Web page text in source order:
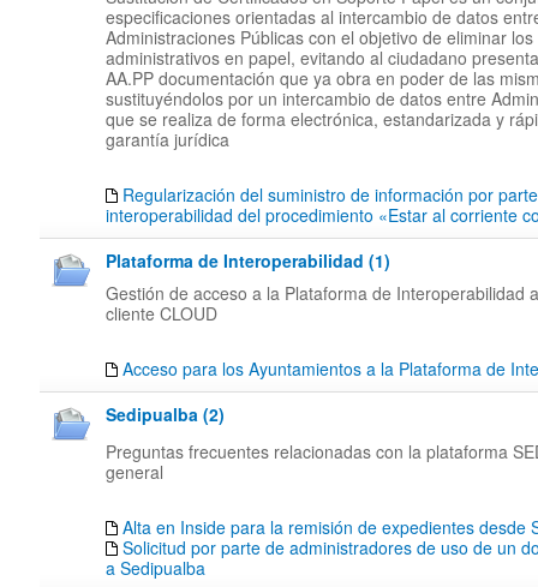
especificaciones orientadas al intercambio de datos
Administraciones Públicas con el objetivo de eliminar
administrativos en papel, evitando al ciudadano
AA.PP documentación que ya obra en poder de las
sustituyéndolos por un intercambio de datos entre
que se realiza de forma electrónica, estandarizada y
garantía jurídica
Regularización del suministro de información por
interoperabilidad del procedimiento «Estar al corriente
Plataforma de Interoperabilidad (1)
Gestión de acceso a la Plataforma de Interoperabilidad
cliente CLOUD
Acceso para los Ayuntamientos a la Plataforma de
Sedipualba (2)
Preguntas frecuentes relacionadas con la plataforma
general
Alta en Inside para la remisión de expedientes desde
Solicitud por parte de administradores de uso de un
a Sedipualba